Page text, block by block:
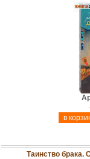
Таинство брака.